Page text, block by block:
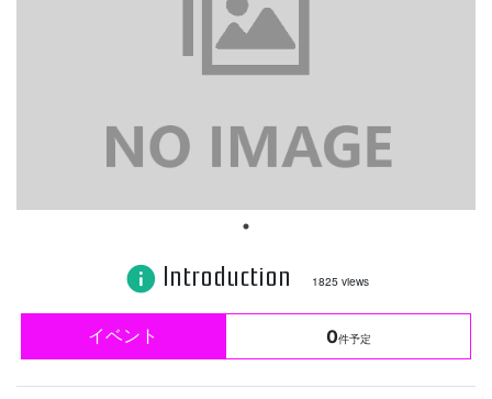
info Introduction 1825 views
イベント 0件予定